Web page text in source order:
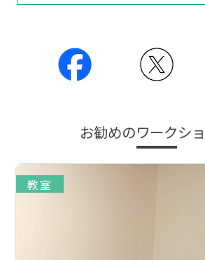
お勧めのワークシ
教室